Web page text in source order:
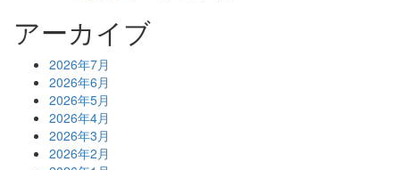
アーカイブ
2026年7月
2026年6月
2026年5月
2026年4月
2026年3月
2026年2月